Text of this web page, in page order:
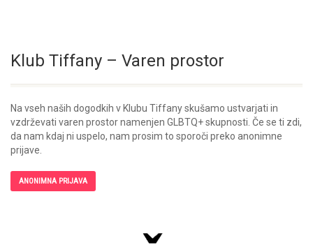
Klub Tiffany – Varen prostor
Na vseh naših dogodkih v Klubu Tiffany skušamo ustvarjati in
vzdrževati varen prostor namenjen GLBTQ+ skupnosti. Če se ti zdi,
da nam kdaj ni uspelo, nam prosim to sporoči preko anonimne
prijave.
ANONIMNA PRIJAVA